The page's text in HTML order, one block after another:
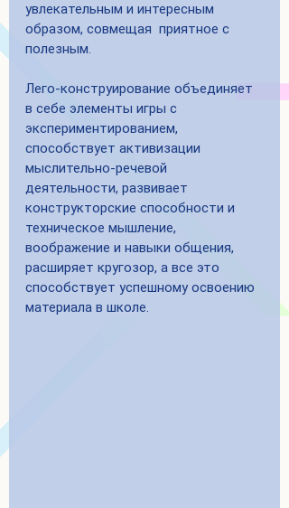
увлекательным и интересным
образом, совмещая  приятное с
полезным.
Лего-конструирование объединяет
в себе элементы игры с
экспериментированием,
способствует активизации
мыслительно-речевой
деятельности, развивает
конструкторские способности и
техническое мышление,
воображение и навыки общения,
расширяет кругозор, а все это
способствует успешному освоению
материала в школе.